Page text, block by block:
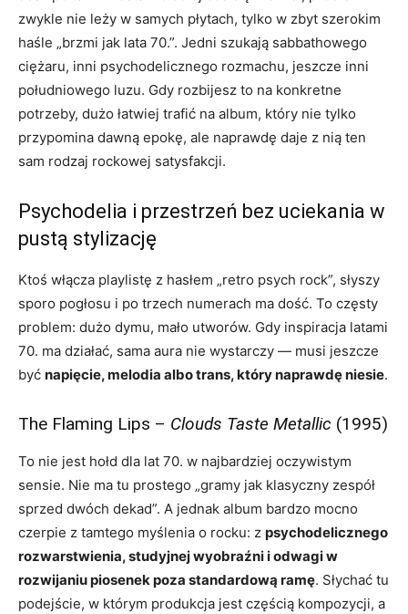
zwykle nie leży w samych płytach, tylko w zbyt szerokim
haśle „brzmi jak lata 70.”. Jedni szukają sabbathowego
ciężaru, inni psychodelicznego rozmachu, jeszcze inni
południowego luzu. Gdy rozbijesz to na konkretne
potrzeby, dużo łatwiej trafić na album, który nie tylko
przypomina dawną epokę, ale naprawdę daje z nią ten
sam rodzaj rockowej satysfakcji.
Psychodelia i przestrzeń bez uciekania w
pustą stylizację
Ktoś włącza playlistę z hasłem „retro psych rock”, słyszy
sporo pogłosu i po trzech numerach ma dość. To częsty
problem: dużo dymu, mało utworów. Gdy inspiracja latami
70. ma działać, sama aura nie wystarczy — musi jeszcze
być napięcie, melodia albo trans, który naprawdę niesie.
The Flaming Lips – Clouds Taste Metallic (1995)
To nie jest hołd dla lat 70. w najbardziej oczywistym
sensie. Nie ma tu prostego „gramy jak klasyczny zespół
sprzed dwóch dekad”. A jednak album bardzo mocno
czerpie z tamtego myślenia o rocku: z psychodelicznego
rozwarstwienia, studyjnej wyobraźni i odwagi w
rozwijaniu piosenek poza standardową ramę. Słychać tu
podejście, w którym produkcja jest częścią kompozycji, a